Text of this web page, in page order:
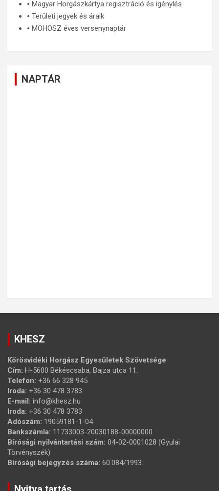
🞄 Magyar Horgászkártya regisztráció és igénylés
🞄 Területi jegyek és áraik
🞄 MOHOSZ éves versenynaptár
NAPTÁR
KHESZ
Körösvidéki Horgász Egyesületek Szövetsége
Cím: H-5600 Békéscsaba, Bajza utca 11.
Telefon: +36 66 328 945
Iroda: +36 30 478 3783
E-mail: info@khesz.hu
Iroda: +36 30 478 3783
Adószám: 19059181-1-04
Bankszámla: 11733003-20030188-00000000
Bírósági nyilvántartási szám: 04-02-0001028 (Gyulai
Törvényszék)
Bírósági bejegyzés száma: 60.084/1993.